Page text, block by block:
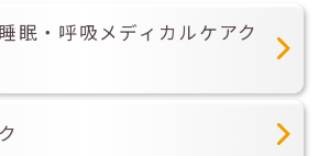
眠・呼吸メディカルケアク